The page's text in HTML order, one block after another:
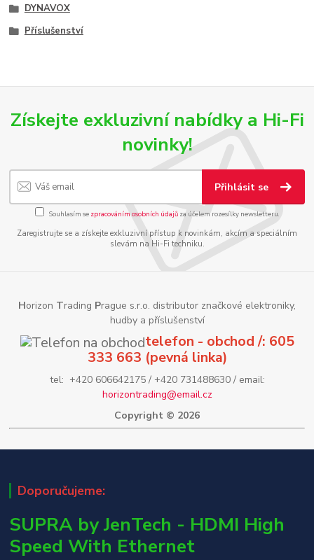
DYNAVOX
Příslušenství
Získejte exkluzivní nabídky a Hi-Fi
novinky!
Přihlásit se
Souhlasím se zpracováním osobních údajůza účelem rozesílky newsletteru.
Zaregistrujte se a získejte exkluzivní přístup k novinkám, akcím a speciálním
slevám na Hi-Fi techniku.
Horizon Trading Prague s.r.o. distributor značkové elektroniky,
hudby a příslušenství
telefon - obchod /: 605
333 663 (pevná linka)
tel: +420 606642175 / +420 731488630 / email:
horizontrading@email.cz
Copyright © 2026
Doporučujeme:
SUPRA by JenTech - HDMI High
Speed With Ethernet